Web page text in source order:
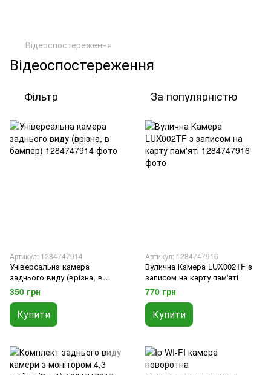
Відеоспостереження
Відеоспостереження
Фільтр За популярністю
Артикул: 1284747914
Універсальна камера
заднього виду (врізна, в
бампер)
350 грн
Купити
Артикул: 1284747916
Вулична Камера LUX002TF з
записом на карту пам'яті
770 грн
Купити